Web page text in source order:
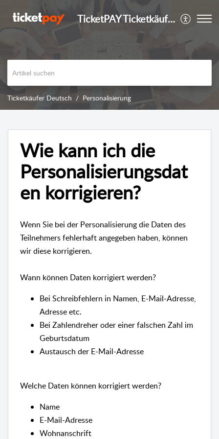
TicketPAY Ticketkäufer
Ticketkäufer Deutsch Personalisierung
Wie kann ich die
Personalisierungsdat
en korrigieren?
Wenn Sie bei der Personalisierung die Daten des
Teilnehmers fehlerhaft angegeben haben, können
wir diese korrigieren.
Wann können Daten korrigiert werden?
Bei Schreibfehlern in Namen, E-Mail-Adresse,
Adresse etc.
Bei Zahlendreher oder einer falschen Zahl im
Geburtsdatum
Austausch der E-Mail-Adresse
Welche Daten können korrigiert werden?
Name
E-Mail-Adresse
Wohnanschrift